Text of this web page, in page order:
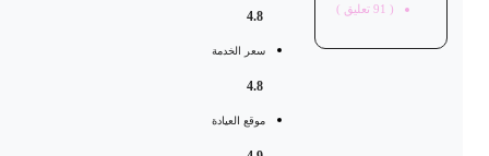
91 تعليق )
سعر الخدمة
موقع العيادة